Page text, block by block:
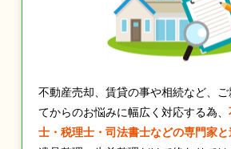
不動産売却、賃貸の事や相続など、
てからのお悩みに幅広く対応する為、
士・税理士・司法書士などの専門家と